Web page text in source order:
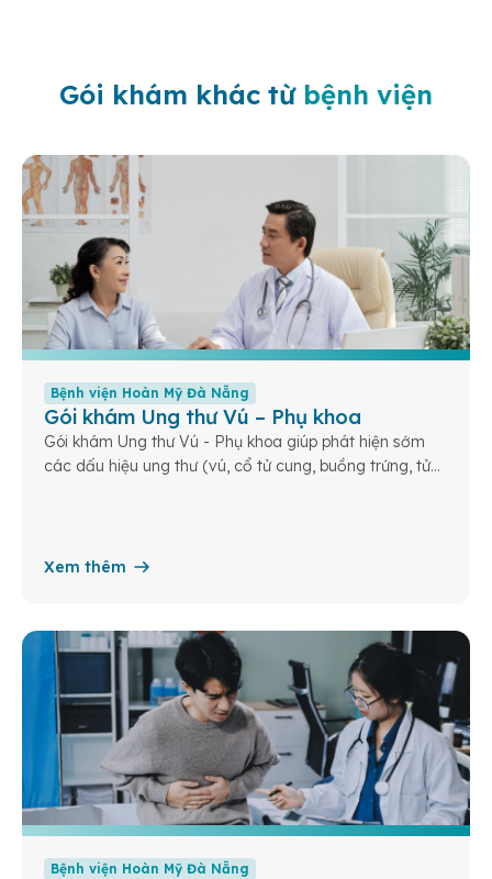
Gói khám khác từ bệnh viện
Bệnh viện Hoàn Mỹ Đà Nẵng
Gói khám Ung thư Vú – Phụ khoa
Gói khám Ung thư Vú - Phụ khoa giúp phát hiện sớm
các dấu hiệu ung thư (vú, cổ tử cung, buồng trứng, tử
Xem thêm
Bệnh viện Hoàn Mỹ Đà Nẵng